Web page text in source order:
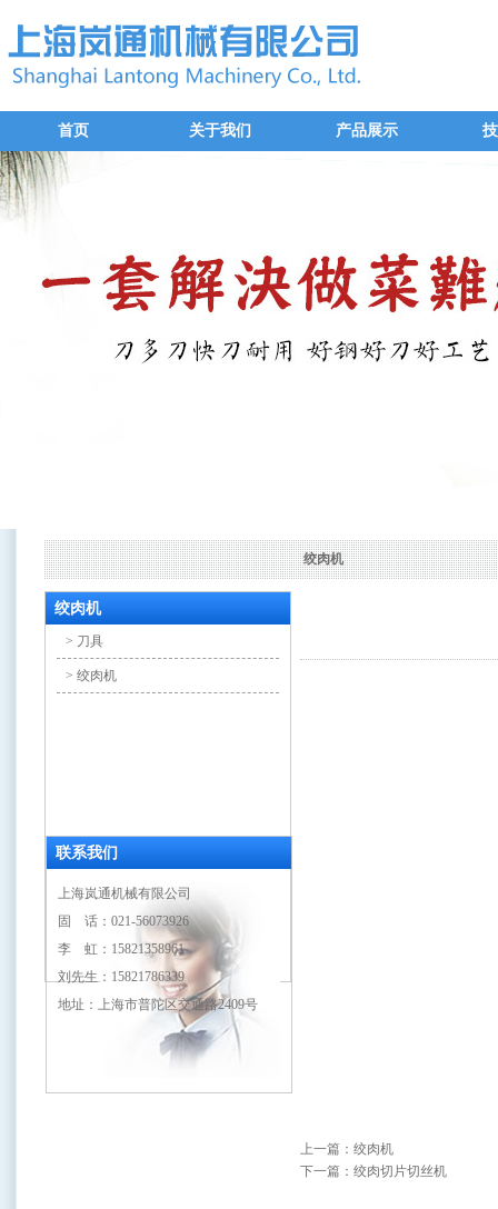
首页 关于我们 产品展示
绞肉机
绞肉机
> 刀具
> 绞肉机
联系我们
上海岚通机械有限公司
固 话：021-56073926
李 虹：15821358961
刘先生：15821786339
地址：上海市普陀区交通路2409号
上一篇： 绞肉机
下一篇： 绞肉切片切丝机